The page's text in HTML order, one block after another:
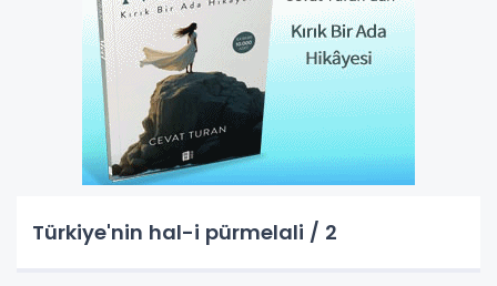
Türkiye'nin hal-i pürmelali / 2